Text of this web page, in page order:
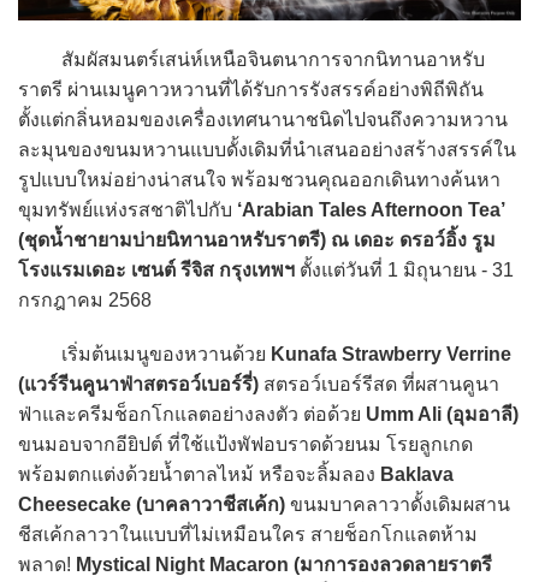
สัมผัสมนตร์เสน่ห์เหนือจินตนาการจากนิทานอาหรับ
ราตรี ผ่านเมนูคาวหวานที่ได้รับการรังสรรค์อย่างพิถีพิถัน
ตั้งแต่กลิ่นหอมของเครื่องเทศนานาชนิดไปจนถึงความหวาน
ละมุนของขนมหวานแบบดั้งเดิมที่นำเสนออย่างสร้างสรรค์ใน
รูปแบบใหม่อย่างน่าสนใจ พร้อมชวนคุณออกเดินทางค้นหา
ขุมทรัพย์แห่งรสชาติไปกับ ‘Arabian Tales Afternoon Tea’
(ชุดน้ำชายามบ่ายนิทานอาหรับราตรี) ณ เดอะ ดรอว์อิ้ง รูม
โรงแรมเดอะ เซนต์ รีจิส กรุงเทพฯ ตั้งแต่วันที่ 1 มิถุนายน - 31
กรกฎาคม 2568
เริ่มต้นเมนูของหวานด้วย Kunafa Strawberry Verrine
(แวร์รีนคูนาฟ่าสตรอว์เบอร์รี่) สตรอว์เบอร์รีสด ที่ผสานคูนา
ฟ่าและครีมช็อกโกแลตอย่างลงตัว ต่อด้วย Umm Ali (อุมอาลี)
ขนมอบจากอียิปต์ ที่ใช้แป้งพัฟอบราดด้วยนม โรยลูกเกด
พร้อมตกแต่งด้วยน้ำตาลไหม้ หรือจะลิ้มลอง Baklava
Cheesecake (บาคลาวาชีสเค้ก) ขนมบาคลาวาดั้งเดิมผสาน
ชีสเค้กลาวาในแบบที่ไม่เหมือนใคร สายช็อกโกแลตห้าม
พลาด! Mystical Night Macaron (มาการองลวดลายราตรี